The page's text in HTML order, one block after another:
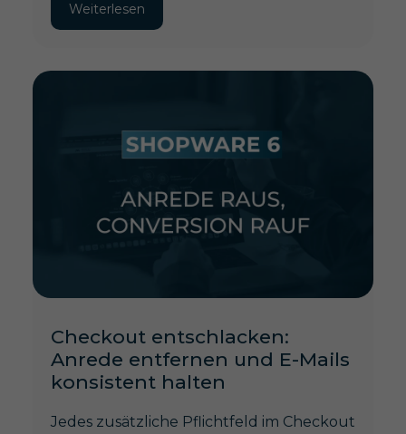
Weiterlesen
Checkout entschlacken:
Anrede entfernen und E-Mails
konsistent halten
Jedes zusätzliche Pflichtfeld im Checkout